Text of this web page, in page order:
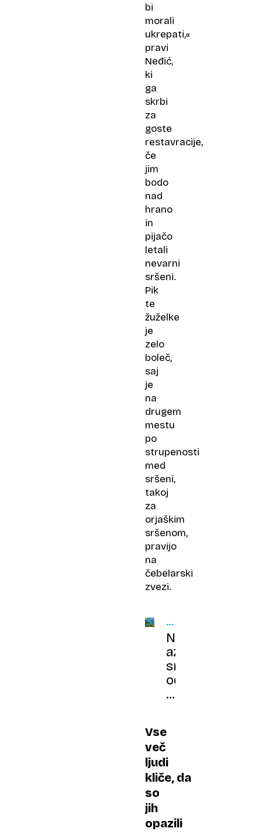
bi
morali
ukrepati,«
pravi
Neđić,
ki
ga
skrbi
za
goste
restavracije,
če
jim
bodo
nad
hrano
in
pijačo
letali
nevarni
sršeni.
Pik
te
žuželke
je
zelo
boleč,
saj
je
na
drugem
mestu
po
strupenosti
med
sršeni,
takoj
za
orjaškim
sršenom,
pravijo
na
čebelarski
zvezi.
VSE
BLIŽJE
SLOVENIJI
Neobvladljivi
azijski
sršeni:
od
dveh
gnezd
pičlih
dveh
Vse
več
ljudi
kliče, da
so
jih
opazili